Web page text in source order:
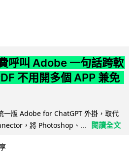
呼叫 Adobe 一句話跨軟
不用開多個 APP 兼免
一版 Adobe for ChatGPT 外掛，取代
，將 Photoshop、...
閱讀全文